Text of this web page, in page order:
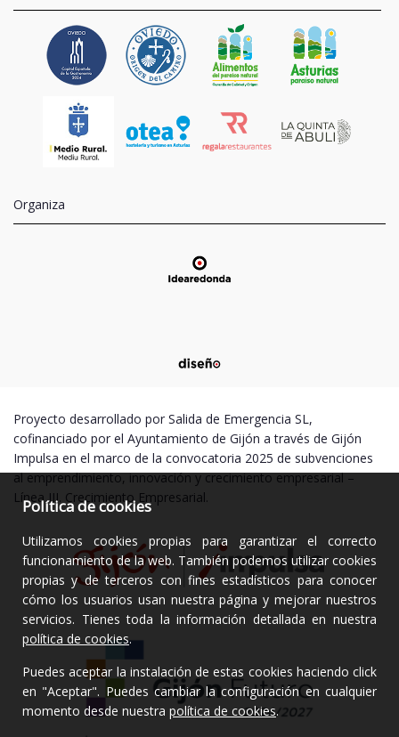
Organiza
Política de cookies
Utilizamos cookies propias para garantizar el correcto
funcionamiento de la web. También podemos utilizar cookies
propias y de terceros con fines estadísticos para conocer
cómo los usuarios usan nuestra página y mejorar nuestros
servicios. Tienes toda la información detallada en nuestra
política de cookies.
Puedes aceptar la instalación de estas cookies haciendo click
en "Aceptar". Puedes cambiar la configuración en cualquier
momento desde nuestra política de cookies.
Proyecto desarrollado por Salida de Emergencia SL,
cofinanciado por el Ayuntamiento de Gijón a través de Gijón
Impulsa en el marco de la convocatoria 2025 de subvenciones
al emprendimiento, innovación y crecimiento empresarial –
Línea III. Crecimiento Empresarial.